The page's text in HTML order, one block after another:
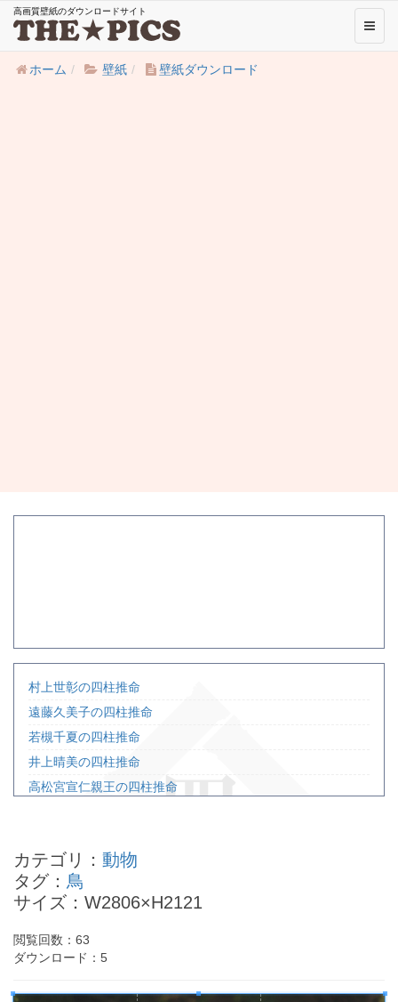
高画質壁紙のダウンロードサイト
ホーム
壁紙 壁紙ダウンロード
村上世彰の四柱推命
遠藤久美子の四柱推命
若槻千夏の四柱推命
井上晴美の四柱推命
高松宮宣仁親王の四柱推命
IKKOの四柱推命
木村祐一の四柱推命
秋篠宮眞子さまの四柱推命
カテゴリ： 動物
タグ： 鳥
サイズ：W2806×H2121
閲覧回数： 63
ダウンロード： 5